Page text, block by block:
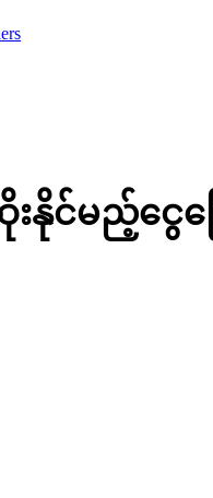
င်မည့်ငွေကြ